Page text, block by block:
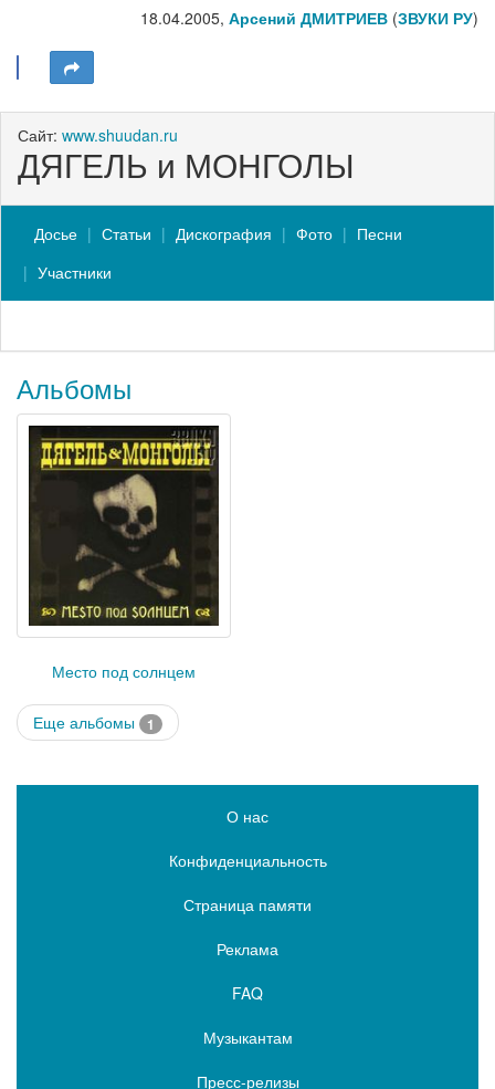
18.04.2005, Арсений ДМИТРИЕВ (ЗВУКИ РУ)
Сайт: www.shuudan.ru
ДЯГЕЛЬ и МОНГОЛЫ
Досье Статьи Дискография Фото
Песни
Участники
Альбомы
Место под солнцем
Еще альбомы 1
О нас
Конфиденциальность
Страница памяти
Реклама
FAQ
Музыкантам
Пресс-релизы